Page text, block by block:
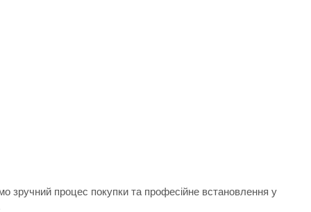
зручний процес покупки та професійне встановлення у